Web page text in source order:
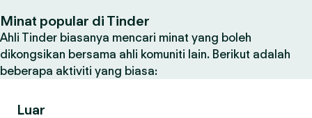
Minat popular di Tinder
Ahli Tinder biasanya mencari minat yang boleh
dikongsikan bersama ahli komuniti lain. Berikut adalah
beberapa aktiviti yang biasa:
Luar